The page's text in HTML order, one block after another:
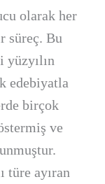
olarak her
süreç. Bu
edebiyatla
birçok
ve
ayıran